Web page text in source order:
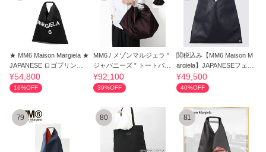
★ MM6 Maison Margiela ★
JAPANESE ロゴプリント
トートバッグ
¥54,800
16%OFF
MM6 / メゾンマルジェラ "
ジャパニーズ ” トートバッ
グ
¥92,100
39%OFF
関税込み【MM6 Maison M
argiela】JAPANESEフェイ
クレザートート
¥49,500
40%OFF
79 80 81